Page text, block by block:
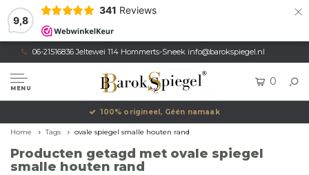
9,8
341 Reviews ×
06-21516836 Jeltewei 114 Hommerts-Sneek info@barokspiegel.nl
MENU
0
100% origineel, Géén namaak
Home Tags ovale spiegel smalle houten rand
Producten getagd met ovale spiegel
smalle houten rand